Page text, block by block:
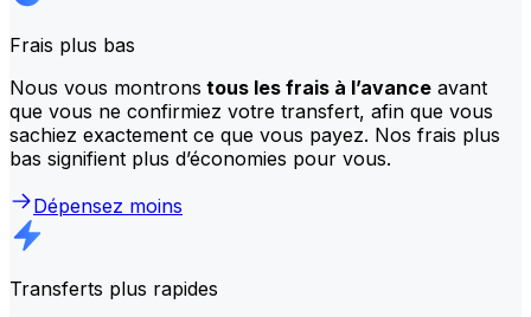
Frais plus bas
Nous vous montrons tous les frais à l’avance avant
que vous ne confirmiez votre transfert, afin que vous
sachiez exactement ce que vous payez. Nos frais plus
bas signifient plus d’économies pour vous.
Dépensez moins
Transferts plus rapides